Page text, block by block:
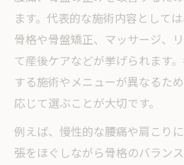
ます。代表的な施術内容として
骨格や骨盤矯正、マッサージ、
て産後ケアなどが挙げられます
する施術やメニューが異なるた
応じて選ぶことが大切です。
例えば、慢性的な腰痛や肩こり
張をほぐしながら骨格のバラン